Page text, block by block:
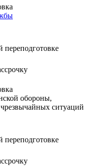
обороны,
ситуаций